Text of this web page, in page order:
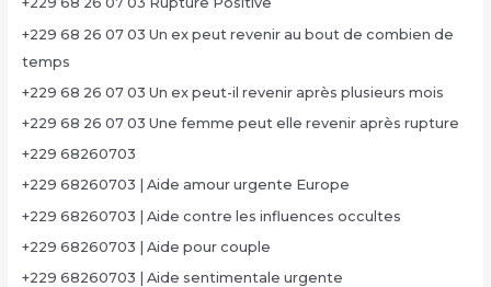
+229 68 26 07 03 Un ex peut revenir au bout de combien de
temps
+229 68 26 07 03 Un ex peut-il revenir après plusieurs mois
+229 68 26 07 03 Une femme peut elle revenir après rupture
+229 68260703
+229 68260703 | Aide amour urgente Europe
+229 68260703 | Aide contre les influences occultes
+229 68260703 | Aide pour couple
+229 68260703 | Aide sentimentale urgente